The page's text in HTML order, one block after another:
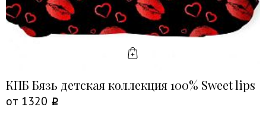
КПБ Бязь детская коллекция 100% Sweet lips
от 1320